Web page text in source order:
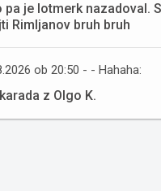
pa je lotmerk nazadoval.
Rimljanov bruh bruh
ob 20:50 - - Hahaha:
z Olgo K.